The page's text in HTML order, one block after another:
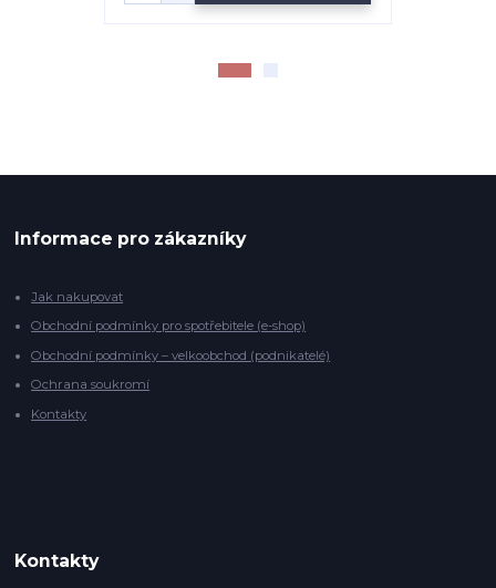
Informace pro zákazníky
Jak nakupovat
Obchodní podmínky pro spotřebitele (e-shop)
Obchodní podmínky – velkoobchod (podnikatelé)
Ochrana soukromí
Kontakty
Kontakty